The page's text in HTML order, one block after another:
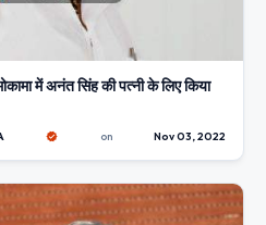
में अनंत सिंह की पत्नी के लिए किया
on Nov 03, 2022